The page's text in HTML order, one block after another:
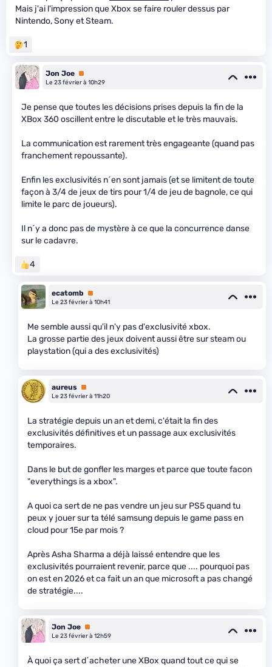
Mais j'ai l'impression que Xbox se faire rouler dessus par
Nintendo, Sony et Steam.
1
Jon Joe Premium
Le 23 février à 10h29
Je pense que toutes les décisions prises depuis la fin de la
XBox 360 oscillent entre le discutable et le très mauvais.
La communication est rarement très engageante (quand pas
franchement repoussante).
Enfin les exclusivités n´en sont jamais (et se limitent de toute
façon à 3/4 de jeux de tirs pour 1/4 de jeu de bagnole, ce qui
limite le parc de joueurs).
Il n´y a donc pas de mystère à ce que la concurrence danse
sur le cadavre.
4
ecatomb
Premium
Le 23 février à 10h41
Me semble aussi qu'il n'y pas d'exclusivité xbox.
La grosse partie des jeux doivent aussi être sur steam ou
playstation (qui a des exclusivités)
aureus Premium
Le 23 février à 11h20
La stratégie depuis un an et demi, c'était la fin des
exclusivités définitives et un passage aux exclusivités
temporaires.
Dans le but de gonfler les marges et parce que toute facon
"everythings is a xbox".
A quoi ca sert de ne pas vendre un jeu sur PS5 quand tu
peux y jouer sur ta télé samsung depuis le game pass en
cloud pour 15e par mois ?
Après Asha Sharma a déjà laissé entendre que les
exclusivités pourraient revenir, parce que .... pourquoi pas
on est en 2026 et ca fait un an que microsoft a pas changé
de stratégie....
Jon Joe Premium
Le 23 février à 12h59
À quoi ça sert d´acheter une XBox quand tout ce qui se